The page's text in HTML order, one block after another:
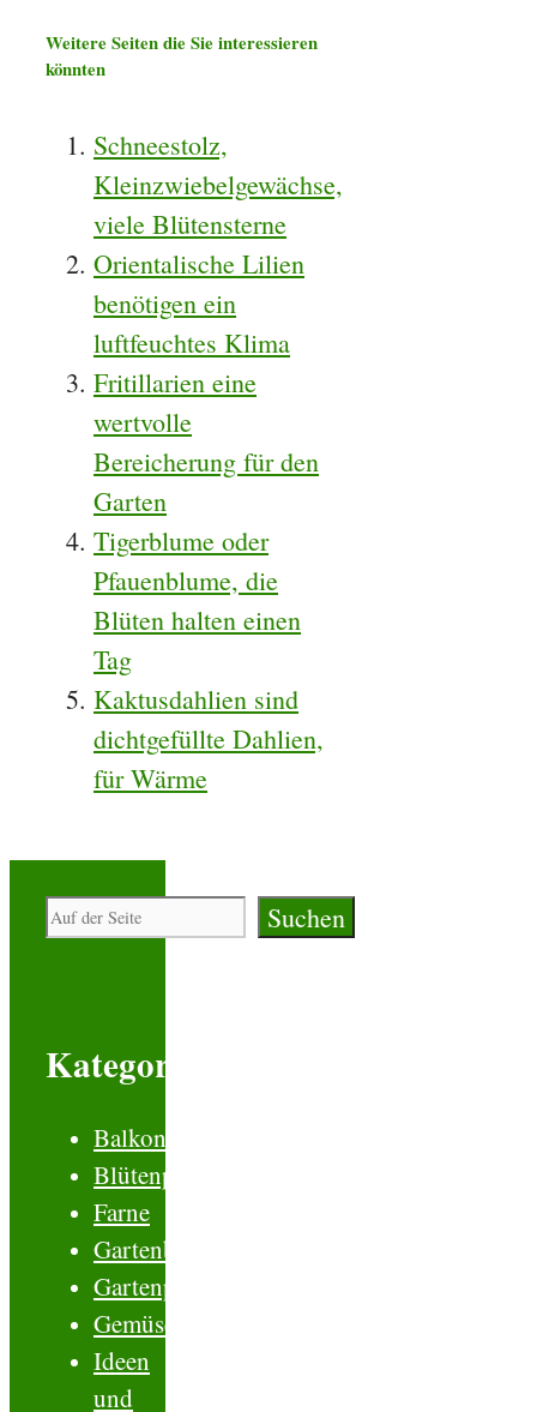
Weitere Seiten die Sie interessieren
könnten
Schneestolz,
Kleinzwiebelgewächse,
viele Blütensterne
Orientalische Lilien
benötigen ein
luftfeuchtes Klima
Fritillarien eine
wertvolle
Bereicherung für den
Garten
Tigerblume oder
Pfauenblume, die
Blüten halten einen
Tag
Kaktusdahlien sind
dichtgefüllte Dahlien,
für Wärme
Suchen Suchen
Kategorien
Balkonblumen
Blütenpflanzen
Farne
Gartenboden
Gartenplanung
Gemüse
Ideen
und